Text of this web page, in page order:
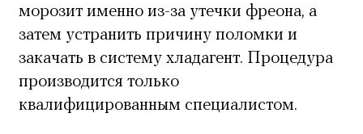
морозит именно из-за утечки фреона, а
затем устранить причину поломки и
закачать в систему хладагент. Процедура
производится только
квалифицированным специалистом.